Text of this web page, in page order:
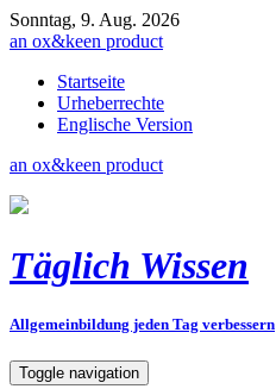
Sonntag, 9. Aug. 2026
an ox&keen product
Startseite
Urheberrechte
Englische Version
an ox&keen product
Täglich Wissen
Allgemeinbildung jeden Tag verbessern
Toggle navigation